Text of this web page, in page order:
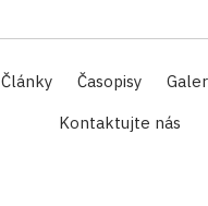
Články Časopisy
Kontaktujte nás